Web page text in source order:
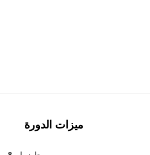
ميزات الدورة